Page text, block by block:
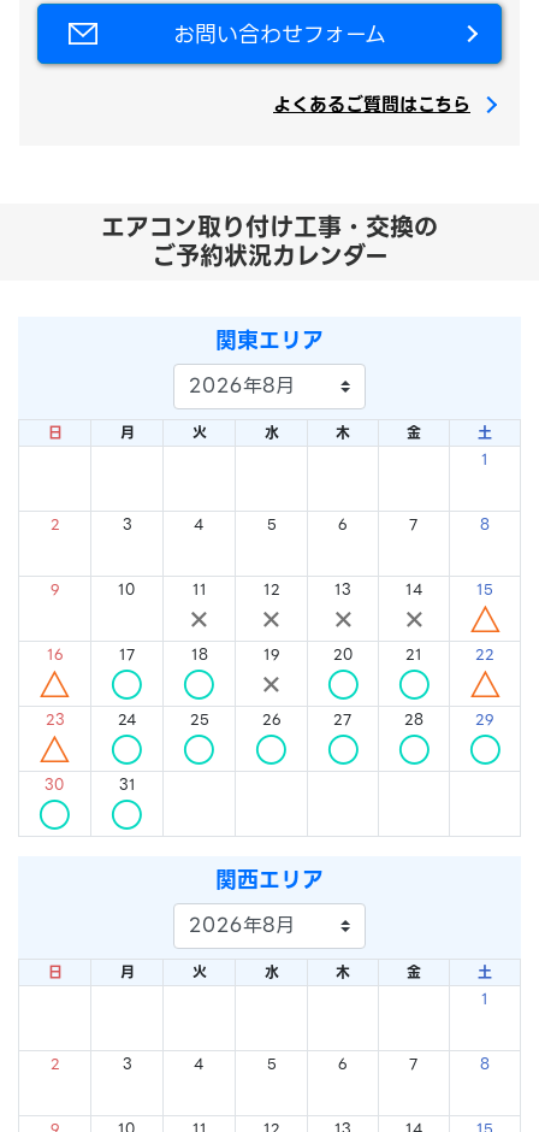
お問い合わせフォーム
よくあるご質問はこちら
エアコン取り付け工事・交換の
ご予約状況カレンダー
関東エリア
日 月 火 水 木 金
土
1
2 3 4 5 6 7 8
9 10 11
×
12
×
13
×
14
×
15
△
16
△
17
○
18
○
19
×
20
○
21
○
22
△
23
△
24
○
25
○
26
○
27
○
28
○
29
○
30
○
31
○
関西エリア
日 月 火 水 木 金
土
1
2 3 4 5 6 7 8